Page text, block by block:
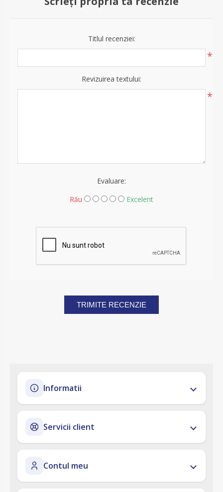
Titlul recenziei:
*
Revizuirea textului:
*
Evaluare:
Rău
Excelent
TRIMITE RECENZIE
Informatii
Servicii client
Contul meu